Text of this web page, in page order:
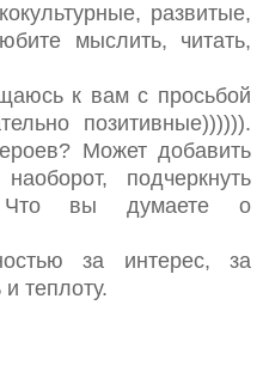
развитые,
мыслить, читать,
к вам с просьбой
позитивные)))))).
Может добавить
подчеркнуть
Что вы думаете о
за интерес, за
теплоту.